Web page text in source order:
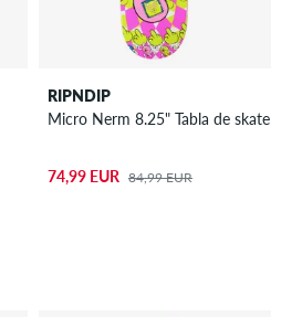
RIPNDIP
Micro Nerm 8.25" Tabla de skate
74,99 EUR 84,99 EUR